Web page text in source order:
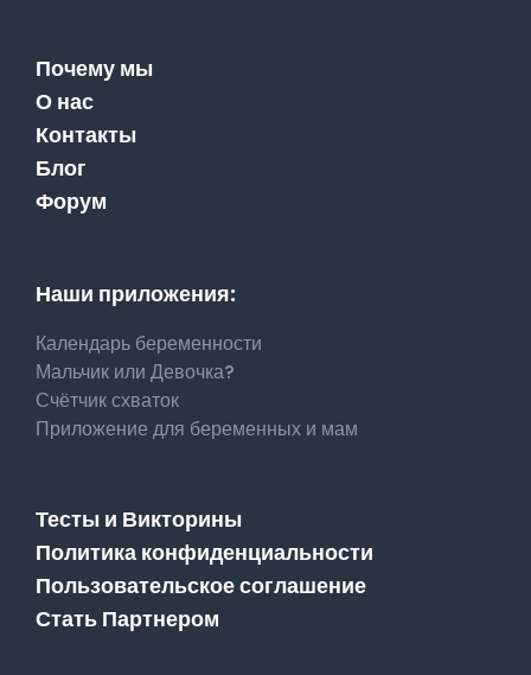
Почему мы
О нас
Контакты
Блог
Форум
Наши приложения:
Календарь беременности
Мальчик или Девочка?
Счётчик схваток
Приложение для беременных и мам
Тесты и Викторины
Политика конфиденциальности
Пользовательское соглашение
Стать Партнером